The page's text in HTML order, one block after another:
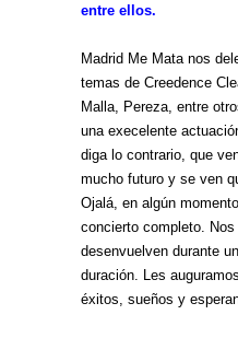
entre ellos.
Madrid Me Mata nos
temas de Creedence
Malla, Pereza, entre
una execelente
diga lo contrario, que
mucho futuro y se ven
Ojalá, en algún
concierto completo.
desenvuelven durante
duración. Les
éxitos, sueños y